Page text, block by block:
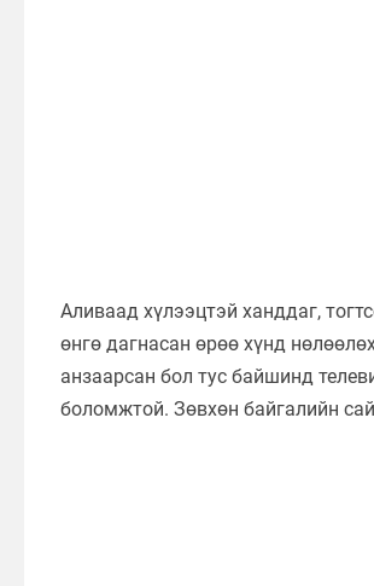
Аливаад хүлээцтэй ханддаг,
өнгө дагнасан өрөө хүнд
анзаарсан бол тус байшинд
боломжтой. Зөвхөн байгалийн